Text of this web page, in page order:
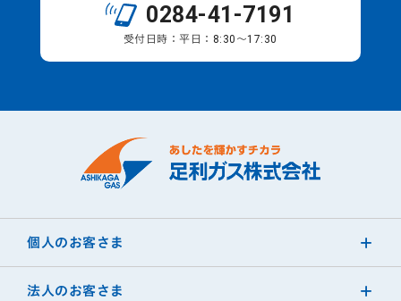
0284-41-7191
受付日時：平日：8:30～17:30
個人のお客さま
法人のお客さま